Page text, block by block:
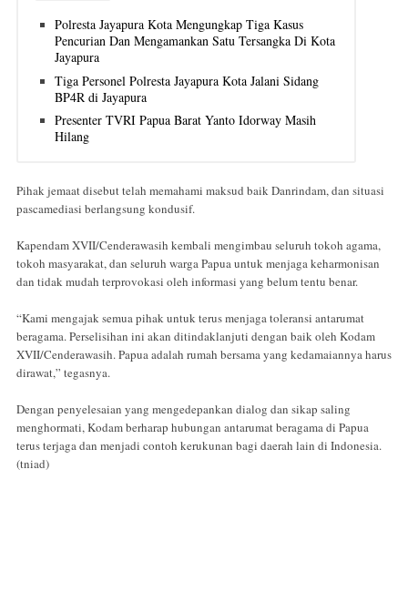
Polresta Jayapura Kota Mengungkap Tiga Kasus
Pencurian Dan Mengamankan Satu Tersangka Di Kota
Jayapura
Tiga Personel Polresta Jayapura Kota Jalani Sidang
BP4R di Jayapura
Presenter TVRI Papua Barat Yanto Idorway Masih
Hilang
Pihak jemaat disebut telah memahami maksud baik Danrindam, dan situasi
pascamediasi berlangsung kondusif.
Kapendam XVII/Cenderawasih kembali mengimbau seluruh tokoh agama,
tokoh masyarakat, dan seluruh warga Papua untuk menjaga keharmonisan
dan tidak mudah terprovokasi oleh informasi yang belum tentu benar.
“Kami mengajak semua pihak untuk terus menjaga toleransi antarumat
beragama. Perselisihan ini akan ditindaklanjuti dengan baik oleh Kodam
XVII/Cenderawasih. Papua adalah rumah bersama yang kedamaiannya harus
dirawat,” tegasnya.
Dengan penyelesaian yang mengedepankan dialog dan sikap saling
menghormati, Kodam berharap hubungan antarumat beragama di Papua
terus terjaga dan menjadi contoh kerukunan bagi daerah lain di Indonesia.
(tniad)